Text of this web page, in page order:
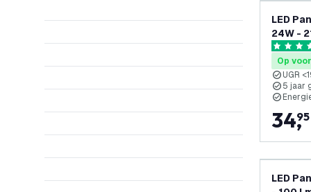
LED
24W -
5 score
Op
UGR
5 jaar
34,
95
LED